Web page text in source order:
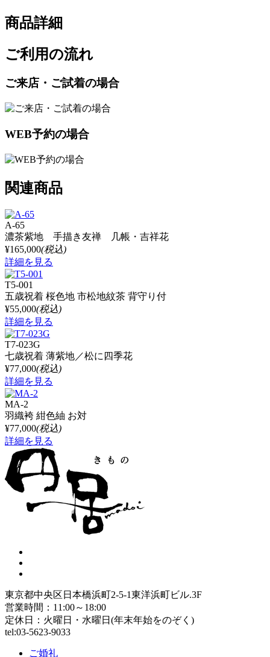
商品詳細
ご利用の流れ
ご来店・ご試着の場合
WEB予約の場合
関連商品
A-65
濃茶紫地 手描き友禅 几帳・吉祥花
¥165,000(税込)
詳細を見る
T5-001
五歳祝着 桜色地 市松地紋茶 背守り付
¥55,000(税込)
詳細を見る
T7-023G
七歳祝着 薄紫地／松に四季花
¥77,000(税込)
詳細を見る
MA-2
羽織袴 紺色紬 お対
¥77,000(税込)
詳細を見る
東京都中央区日本橋浜町2-5-1東洋浜町ビル.3F
営業時間：11:00～18:00
定休日：火曜日・水曜日(年末年始をのぞく)
tel:03-5623-9033
ご婚礼